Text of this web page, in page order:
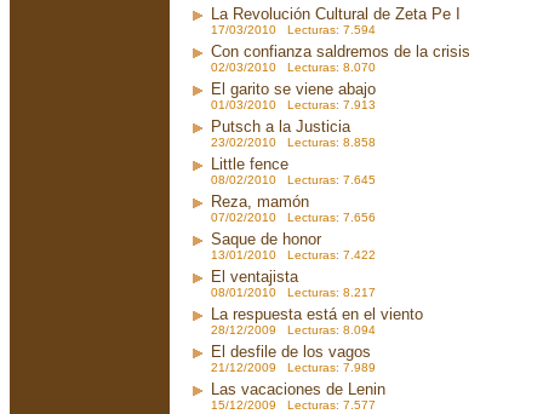
La Revolución Cultural de Zeta Pe I
17/03/2010 Lecturas: 7.594
Con confianza saldremos de la crisis
02/03/2010 Lecturas: 8.070
El garito se viene abajo
01/03/2010 Lecturas: 7.913
Putsch a la Justicia
23/02/2010 Lecturas: 8.858
Little fence
08/02/2010 Lecturas: 7.645
Reza, mamón
07/02/2010 Lecturas: 7.656
Saque de honor
13/01/2010 Lecturas: 7.422
El ventajista
08/01/2010 Lecturas: 8.217
La respuesta está en el viento
28/12/2009 Lecturas: 8.094
El desfile de los vagos
21/12/2009 Lecturas: 7.989
Las vacaciones de Lenin
15/12/2009 Lecturas: 7.577